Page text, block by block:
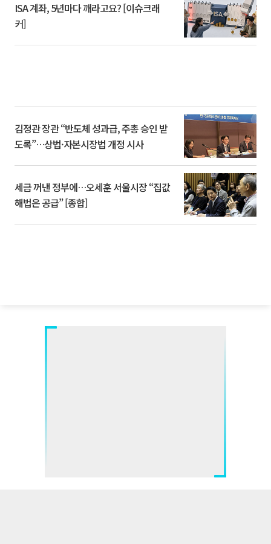
ISA 계좌, 5년마다 깨라고요? [이슈크래
커]
김정관 장관 “반도체 성과급, 주총 승인 받
도록”…상법·자본시장법 개정 시사
세금 꺼낸 정부에…오세훈 서울시장 “집값
해법은 공급” [종합]